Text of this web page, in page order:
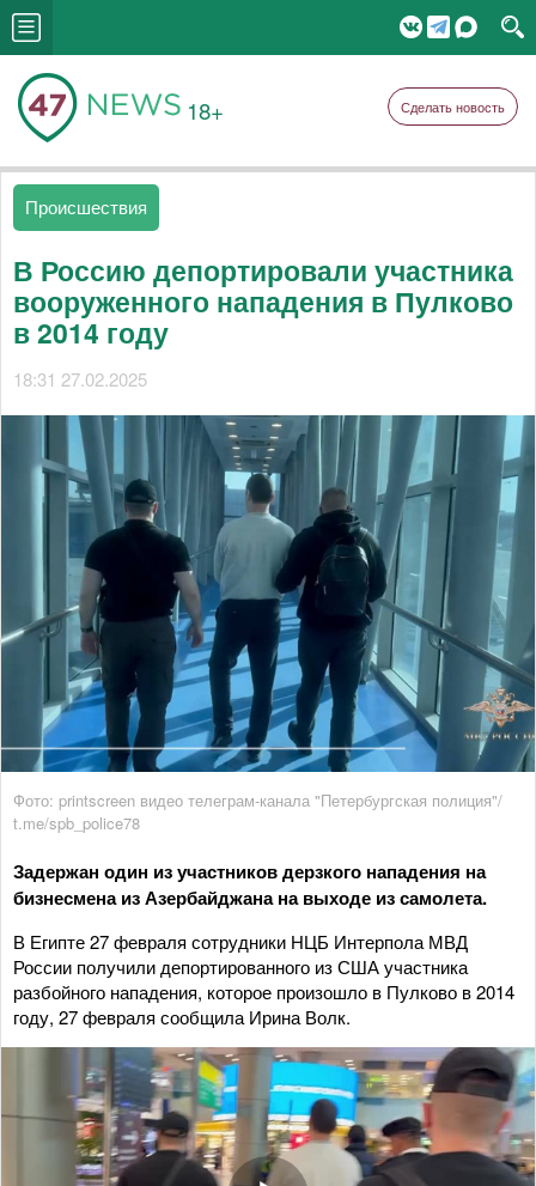
18+ Сделать новость
Происшествия
В Россию депортировали участника
вооруженного нападения в Пулково
в 2014 году
18:31 27.02.2025
Фото: printscreen видео телеграм-канала "Петербургская полиция"/
t.me/spb_police78
Задержан один из участников дерзкого нападения на
бизнесмена из Азербайджана на выходе из самолета.
В Египте 27 февраля сотрудники НЦБ Интерпола МВД
России получили депортированного из США участника
разбойного нападения, которое произошло в Пулково в 2014
году, 27 февраля сообщила Ирина Волк.